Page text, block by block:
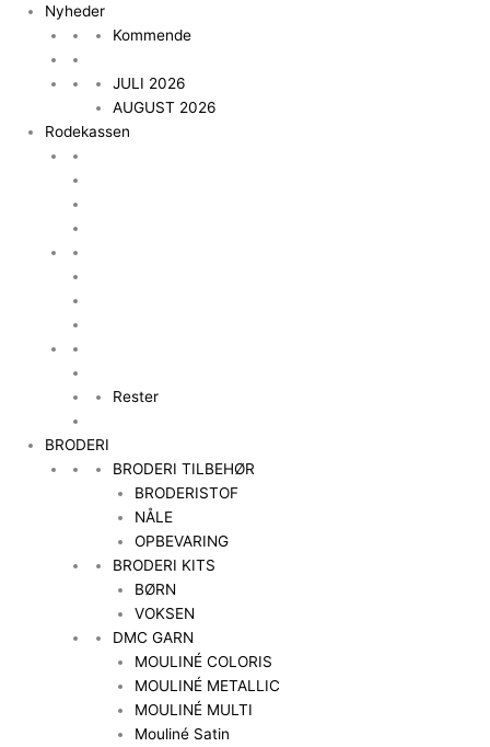
Nyheder
Kommende
JULI 2026
AUGUST 2026
Rodekassen
Rester
BRODERI
BRODERI TILBEHØR
BRODERISTOF
NÅLE
OPBEVARING
BRODERI KITS
BØRN
VOKSEN
DMC GARN
MOULINÉ COLORIS
MOULINÉ METALLIC
MOULINÉ MULTI
Mouliné Satin